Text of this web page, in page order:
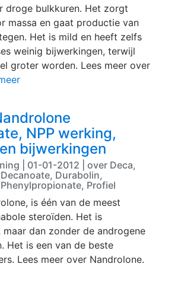
droge bulkkuren. Het zorgt
massa en gaat productie van
Het is mild en heeft zelfs
weinig bijwerkingen, terwijl
groter worden. Lees meer over
NPP werking,
bijwerkingen
| 01-01-2012 | over Deca,
Durabolin,
Profiel
is één van de meest
steroïden. Het is
maar dan zonder de androgene
Het is een van de beste
Lees meer over Nandrolone.